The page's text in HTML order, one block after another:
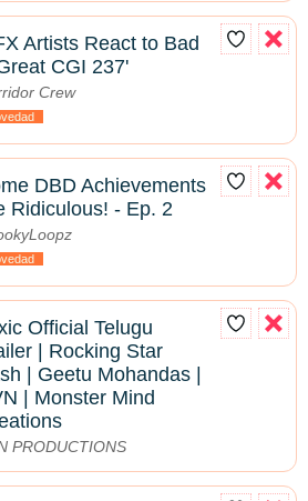
Artists React to Bad
CGI 237'
Crew
DBD Achievements
Ridiculous! - Ep. 2
Official Telugu
| Rocking Star
| Geetu Mohandas |
| Monster Mind
PRODUCTIONS